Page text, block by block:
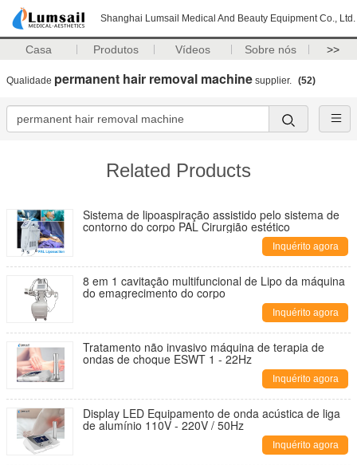
Shanghai Lumsail Medical And Beauty Equipment Co., Ltd.
Casa Produtos Vídeos Sobre nós >>
Qualidade permanent hair removal machine supplier. (52)
Related Products
Sistema de lipoaspiração assistido pelo sistema de
contorno do corpo PAL Cirurgião estético
Inquérito agora
8 em 1 cavitação multifuncional de Lipo da máquina
do emagrecimento do corpo
Inquérito agora
Tratamento não invasivo máquina de terapia de
ondas de choque ESWT 1 - 22Hz
Inquérito agora
Display LED Equipamento de onda acústica de liga
de alumínio 110V - 220V / 50Hz
Inquérito agora